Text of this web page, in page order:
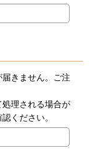
きません。ご注
理される場合が
ください。